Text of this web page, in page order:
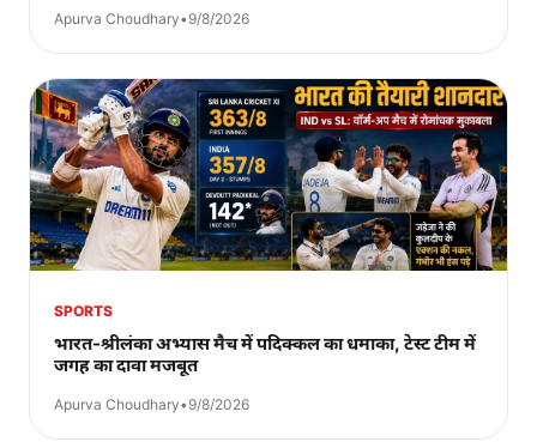
Apurva Choudhary•9/8/2026
SPORTS
भारत-श्रीलंका अभ्यास मैच में पदिक्कल का धमाका, टेस्ट टीम में
जगह का दावा मजबूत
Apurva Choudhary•9/8/2026